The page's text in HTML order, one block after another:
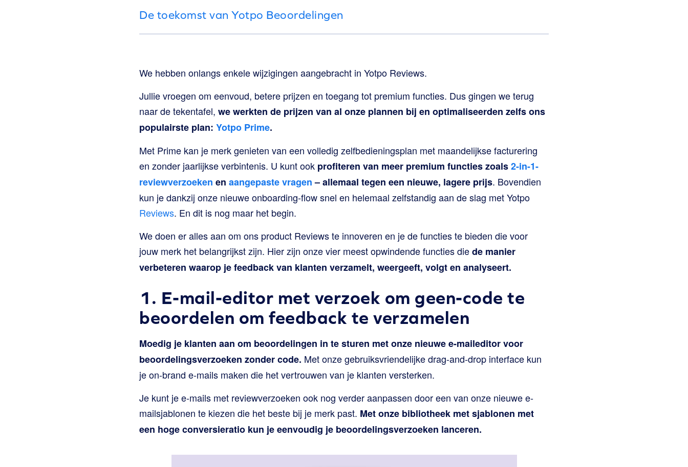
De toekomst van Yotpo Beoordelingen
We hebben onlangs enkele wijzigingen aangebracht in Yotpo Reviews.
Jullie vroegen om eenvoud, betere prijzen en toegang tot premium functies. Dus gingen we terug
naar de tekentafel, we werkten de prijzen van al onze plannen bij en optimaliseerden zelfs ons
populairste plan: Yotpo Prime.
Met Prime kan je merk genieten van een volledig zelfbedieningsplan met maandelijkse facturering
en zonder jaarlijkse verbintenis. U kunt ook profiteren van meer premium functies zoals2-in-1-
reviewverzoeken en aangepaste vragen– allemaal tegen een nieuwe, lagere prijs. Bovendien
kun je dankzij onze nieuwe onboarding-flow snel en helemaal zelfstandig aan de slag met Yotpo
Reviews. En dit is nog maar het begin.
We doen er alles aan om ons product Reviews te innoveren en je de functies te bieden die voor
jouw merk het belangrijkst zijn. Hier zijn onze vier meest opwindende functies diede manier
verbeteren waarop je feedback van klanten verzamelt, weergeeft, volgt en analyseert.
1. E-mail-editor met verzoek om geen-code te
beoordelen om feedback te verzamelen
Moedig je klanten aan om beoordelingen in te sturen met onze nieuwe e-maileditor voor
beoordelingsverzoeken zonder code. Met onze gebruiksvriendelijke drag-and-drop interface kun
je on-brand e-mails maken die het vertrouwen van je klanten versterken.
Je kunt je e-mails met reviewverzoeken ook nog verder aanpassen door een van onze nieuwe e-
mailsjablonen te kiezen die het beste bij je merk past. Met onze bibliotheek met sjablonen met
een hoge conversieratio kun je eenvoudig je beoordelingsverzoeken lanceren.